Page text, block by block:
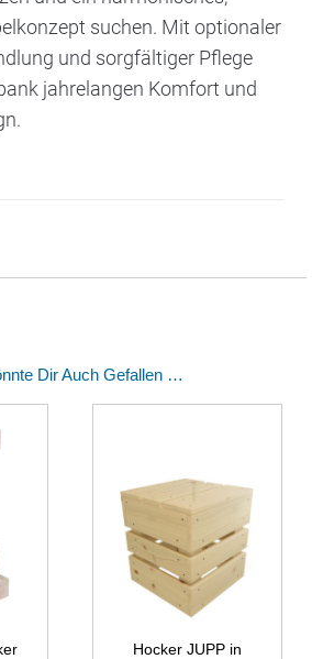
suchen. Mit optionaler
und sorgfältiger Pflege
jahrelangen Komfort und
Dir Auch Gefallen …
Hocker JUPP in